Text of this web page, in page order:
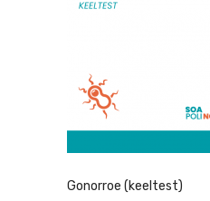
Gonorroe (keeltest)